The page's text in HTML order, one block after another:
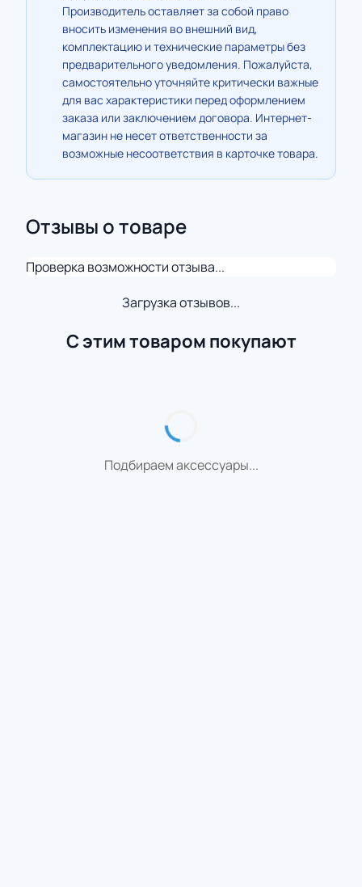
Производитель оставляет за собой право
вносить изменения во внешний вид,
комплектацию и технические параметры без
предварительного уведомления. Пожалуйста,
самостоятельно уточняйте критически важные
для вас характеристики перед оформлением
заказа или заключением договора. Интернет-
магазин не несет ответственности за
возможные несоответствия в карточке товара.
Отзывы о товаре
Проверка возможности отзыва...
Загрузка отзывов...
С этим товаром покупают
Подбираем аксессуары...